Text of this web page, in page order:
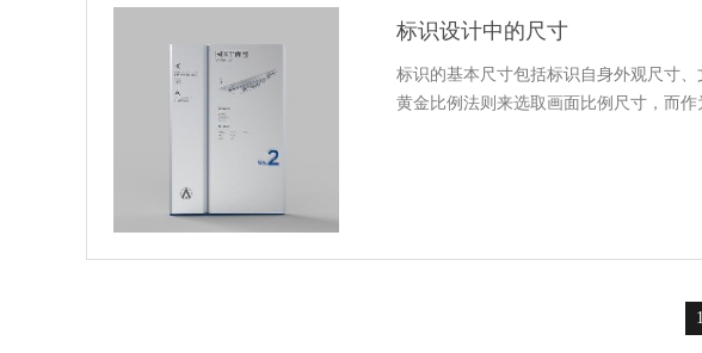
标识设计中的尺寸
标识的基本尺寸包括标识自身外观尺寸
黄金比例法则来选取画面比例尺寸，而
1